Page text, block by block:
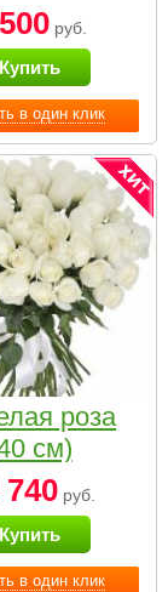
в один клик
руб.
Купить
в один клик
роза
см)
740руб.
Купить